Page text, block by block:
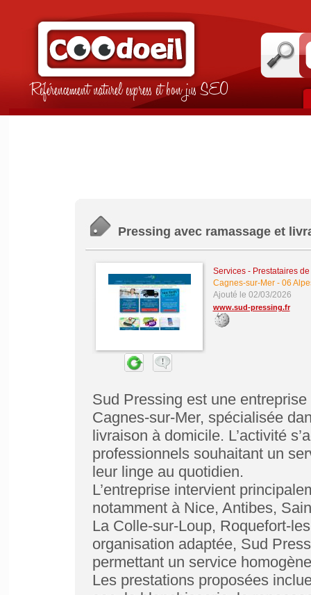
Référencement naturel express et bon jus SEO
Pressing avec ramassage et
Services - Prestataires
Cagnes-sur-Mer- 06
Ajouté le 02/03/2026
www.sud-pressing.fr
Sud Pressing est une
Cagnes-sur-Mer, spécialisée
livraison à domicile. L’activité
professionnels souhaitant un
leur linge au quotidien.
L’entreprise intervient
notamment à Nice, Antibes,
La Colle-sur-Loup, Roquefort-
organisation adaptée, Sud
permettant un service
Les prestations proposées